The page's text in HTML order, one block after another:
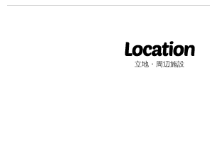
立地・周辺施設